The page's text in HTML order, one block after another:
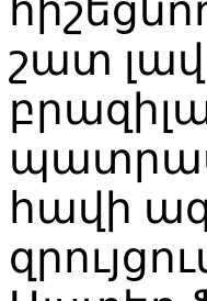
շատ լավ
հավի